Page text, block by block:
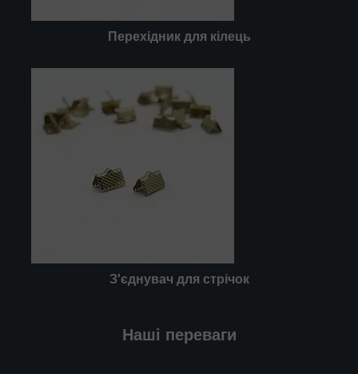
Перехідник для кілець
З'єднувач для стрічок
Наші переваги